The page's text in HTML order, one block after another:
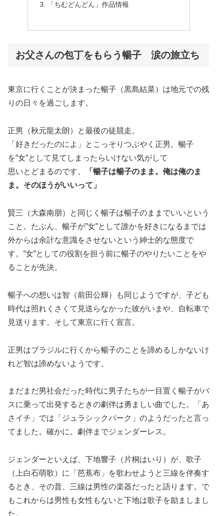
「ちむどんどん」作品情報
お父さんの包丁をもらう暢子 涙の旅立ち
東京に行くことが決まった暢子（黒島結菜）は地元での残
りの日々を過ごします。
正男（秋元龍太朗）と最後の徒競走。
「好きだったのによ」とこっそりつぶやく正男。暢子
を”女”として見てしまったらいけない気がして
思いとどまるのです。
「暢子は暢子のまま。俺は俺のま
ま。そのほうがいいって」
賢三（大森南朋）と同じく暢子は暢子のままでいいという
こと。たぶん、暢子が”女”として誰かを好きになるまでは
外からは余計な意識をさせないという紳士的な態度で
す。”女”としての役割を担う前に暢子のやりたいことをや
ることが先決。
暢子への想いは智（前田公輝）も同じようですが、子ども
時代は照れくさくて見送らなかった彼がいまや、自転車で
見送ります。そして東京に行く宣言。
正男はブラジルに行くから暢子のことを諦めるしかないけ
れど智は諦めないようです。
まだまだ男社会だった時代に男子たちが一目置く暢子がバ
スに乗って出発するときの劇伴は勇ましい曲でした。「あ
さイチ」では「ジュラシックパーク」のようだったと言っ
てました。確かに。劇伴までジェンダーレス。
ジェンダーといえば、下地響子（片桐はいり）が、歌子
（上白石萌歌）に「芭蕉布」を歌わせようと三線を伴奏す
るとき、その昔、三線は男性の楽器だったと語ります。で
もこれからは男性も女性もないと下地は歌子を励ましまし
た。